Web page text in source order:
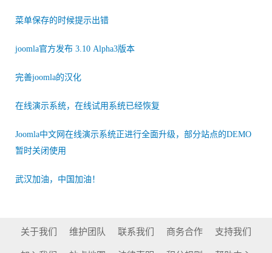
菜单保存的时候提示出错
joomla官方发布 3.10 Alpha3版本
完善joomla的汉化
在线演示系统，在线试用系统已经恢复
Joomla中文网在线演示系统正进行全面升级，部分站点的DEMO
暂时关闭使用
武汉加油，中国加油！
关于我们 维护团队 联系我们 商务合作 支持我们